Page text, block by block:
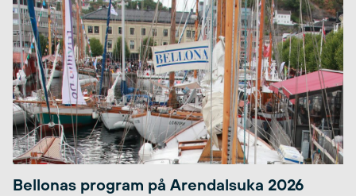
Bellonas program på Arendalsuka 2026